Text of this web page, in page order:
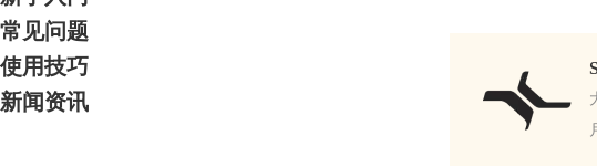
常见问题
使用技巧
新闻资讯